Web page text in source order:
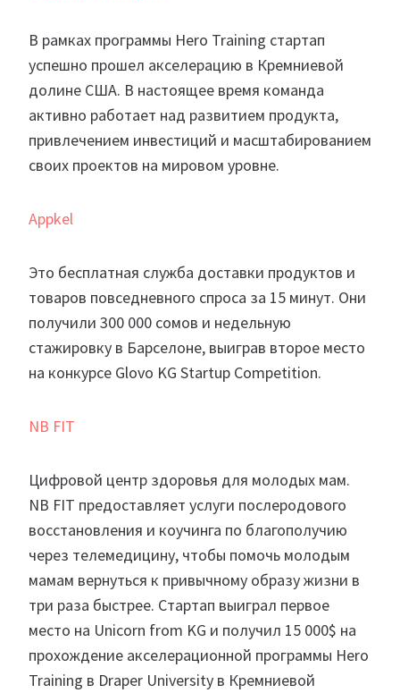
В рамках программы Hero Training стартап
успешно прошел акселерацию в Кремниевой
долине США. В настоящее время команда
активно работает над развитием продукта,
привлечением инвестиций и масштабированием
своих проектов на мировом уровне.
Appkel
Это бесплатная служба доставки продуктов и
товаров повседневного спроса за 15 минут. Они
получили 300 000 сомов и недельную
стажировку в Барселоне, выиграв второе место
на конкурсе Glovo KG Startup Competition.
NB FIT
Цифровой центр здоровья для молодых мам.
NB FIT предоставляет услуги послеродового
восстановления и коучинга по благополучию
через телемедицину, чтобы помочь молодым
мамам вернуться к привычному образу жизни в
три раза быстрее. Стартап выиграл первое
место на Unicorn from KG и получил 15 000$ на
прохождение акселерационной программы Hero
Training в Draper University в Кремниевой